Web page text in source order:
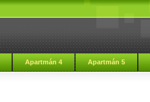
Apartmán 4 Apartmán 5